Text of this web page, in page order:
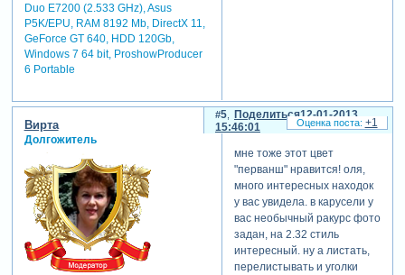
Duo E7200 (2.533 GHz), Asus
P5K/EPU, RAM 8192 Mb, DirectX 11,
GeForce GT 640, HDD 120Gb,
Windows 7 64 bit, ProshowProducer
6 Portable
Поделиться
5
12-01-2013
15:46:01
Вирта
Долгожитель
мне тоже этот цвет
"перванш" нравится! оля,
много интересных находок
у вас увидела. в карусели у
вас необычный ракурс фото
задан, на 2.32 стиль
интересный. ну а листать,
перелистывать и уголки
+1